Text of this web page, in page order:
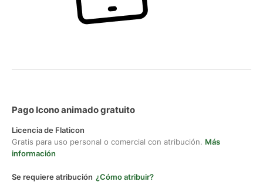
Pago Icono animado gratuito
Licencia de Flaticon
Gratis para uso personal o comercial con atribución. Más
información
Se requiere atribución ¿Cómo atribuir?